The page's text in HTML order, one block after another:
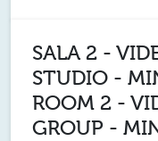
SALA 2 -
STUDIO -
ROOM 2 -
GROUP -